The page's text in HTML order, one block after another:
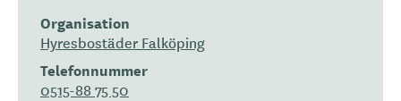
Organisation
Hyresbostäder Falköping
Telefonnummer
0515-88 75 50